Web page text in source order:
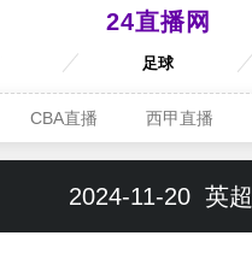
24直播网
足球
CBA直播 西甲直播
2024-11-20 英超